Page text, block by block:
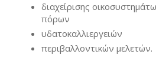
διαχείρισης
πόρων
υδατοκαλλιεργειών
περιβαλλοντικών μελετών.